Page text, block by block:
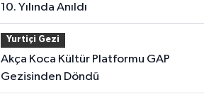
10. Yılında Anıldı
Yurtiçi Gezi
Akça Koca Kültür Platformu GAP
Gezisinden Döndü